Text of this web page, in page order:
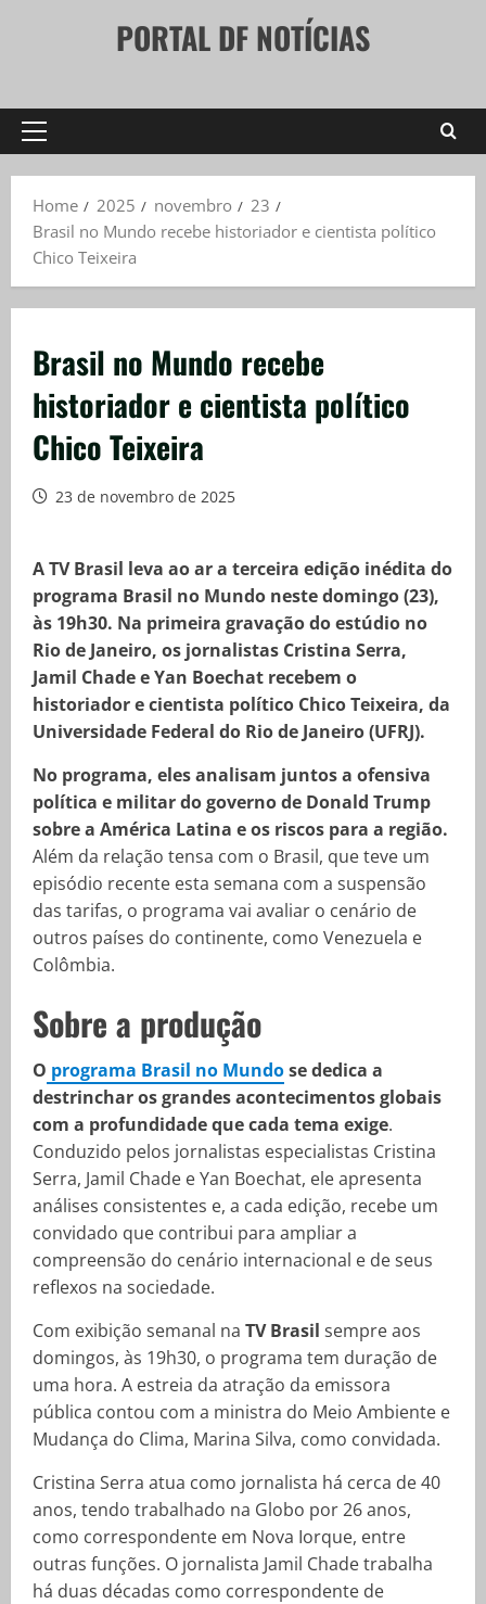
PORTAL DF NOTÍCIAS
Primary
Home
2025 novembro
23
Brasil no Mundo recebe historiador e cientista político
Chico Teixeira
Brasil no Mundo recebe
historiador e cientista político
Chico Teixeira
23 de novembro de 2025
A TV Brasil leva ao ar a terceira edição inédita do
programa Brasil no Mundo neste domingo (23),
às 19h30. Na primeira gravação do estúdio no
Rio de Janeiro, os jornalistas Cristina Serra,
Jamil Chade e Yan Boechat recebem o
historiador e cientista político Chico Teixeira, da
Universidade Federal do Rio de Janeiro (UFRJ).
No programa, eles analisam juntos a ofensiva
política e militar do governo de Donald Trump
sobre a América Latina e os riscos para a região.
Além da relação tensa com o Brasil, que teve um
episódio recente esta semana com a suspensão
das tarifas, o programa vai avaliar o cenário de
outros países do continente, como Venezuela e
Colômbia.
Sobre a produção
O programa Brasil no Mundose dedica a
destrinchar os grandes acontecimentos globais
com a profundidade que cada tema exige.
Conduzido pelos jornalistas especialistas Cristina
Serra, Jamil Chade e Yan Boechat, ele apresenta
análises consistentes e, a cada edição, recebe um
convidado que contribui para ampliar a
compreensão do cenário internacional e de seus
reflexos na sociedade.
Com exibição semanal na TV Brasil sempre aos
domingos, às 19h30, o programa tem duração de
uma hora. A estreia da atração da emissora
pública contou com a ministra do Meio Ambiente e
Mudança do Clima, Marina Silva, como convidada.
Cristina Serra atua como jornalista há cerca de 40
anos, tendo trabalhado na Globo por 26 anos,
como correspondente em Nova Iorque, entre
outras funções. O jornalista Jamil Chade trabalha
há duas décadas como correspondente de